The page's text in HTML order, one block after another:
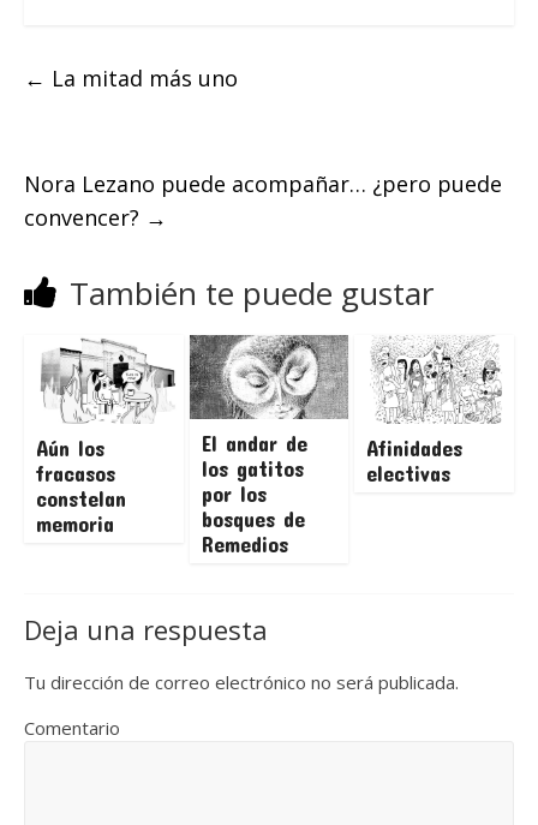
← La mitad más uno
Nora Lezano puede acompañar… ¿pero puede
convencer? →
También te puede gustar
Aún los
fracasos
constelan
memoria
El andar de
los gatitos
por los
bosques de
Remedios
Afinidades
electivas
Deja una respuesta
Tu dirección de correo electrónico no será publicada.
Comentario